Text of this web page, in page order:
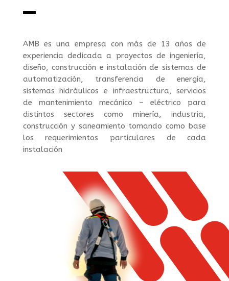
AMB es una empresa con más de 13 años de
experiencia dedicada a proyectos de ingeniería,
diseño, construcción e instalación de sistemas de
automatización, transferencia de energía,
sistemas hidráulicos e infraestructura, servicios
de mantenimiento mecánico – eléctrico para
distintos sectores como minería, industria,
construcción y saneamiento tomando como base
los requerimientos particulares de cada
instalación